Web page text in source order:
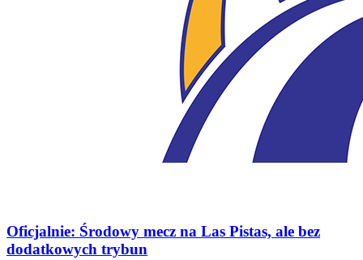
Oficjalnie: Środowy mecz na Las Pistas, ale bez
dodatkowych trybun